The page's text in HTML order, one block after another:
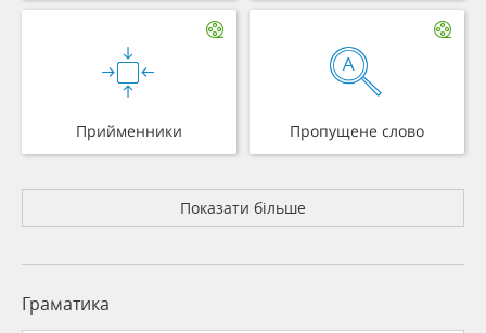
Прийменники Пропущене слово
Показати більше
Граматика